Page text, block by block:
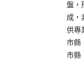
盤，
成，
供專
市縣
市縣